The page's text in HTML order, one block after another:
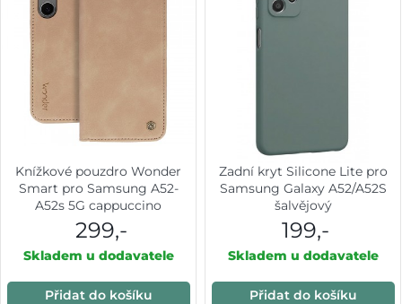
Knížkové pouzdro Wonder
Smart pro Samsung A52-
A52s 5G cappuccino
299,-
Skladem u dodavatele
Přidat do košíku
Zadní kryt Silicone Lite pro
Samsung Galaxy A52/A52S
šalvějový
199,-
Skladem u dodavatele
Přidat do košíku